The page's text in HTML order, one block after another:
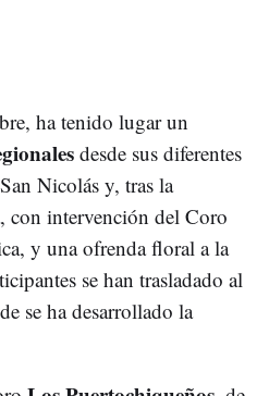
ha tenido lugar un
desde sus diferentes
Nicolás y, tras la
con intervención del Coro
y una ofrenda floral a la
se han trasladado al
se ha desarrollado la